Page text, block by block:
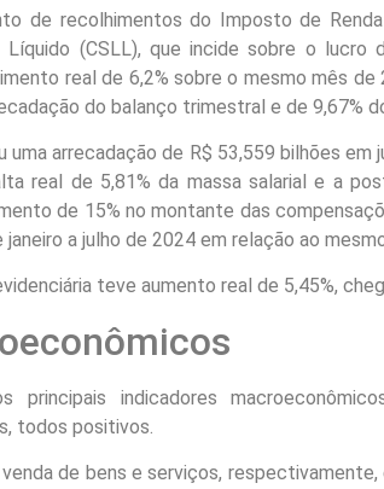
de recolhimentos do Imposto de
(CSLL), que incide sobre o lucro
real de 6,2% sobre o mesmo mês
do balanço trimestral e de 9,67%
arrecadação de R$ 53,559 bilhões em
real de 5,81% da massa salarial e a
de 15% no montante das
a julho de 2024 em relação ao
teve aumento real de 5,45%,
principais indicadores
todos positivos.
de bens e serviços, respectivamente,